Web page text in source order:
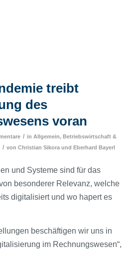
treibt
des
voran
/ in Allgemein, Betriebswirtschaft &
/ von Christian Sikoraund Eberhard Bayerl
und Systeme sind für das
besonderer Relevanz, welche
digitalisiert und wo hapert es
beschäftigen wir uns in
im Rechnungswesen“,